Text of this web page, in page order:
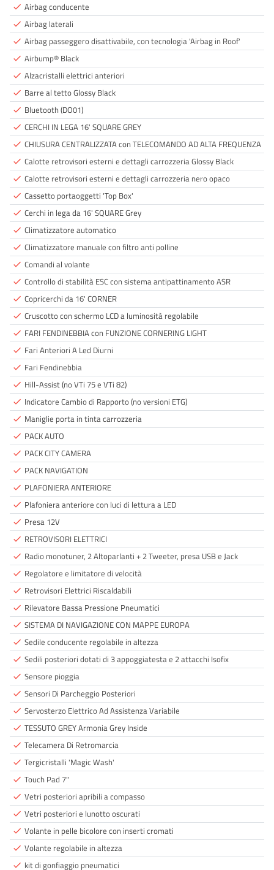
done Airbag conducente
done Airbag laterali
done Airbag passeggero disattivabile, con tecnologia 'Airbag in Roof'
done Airbump® Black
done Alzacristalli elettrici anteriori
done Barre al tetto Glossy Black
done Bluetooth (DO01)
done CERCHI IN LEGA 16' SQUARE GREY
done CHIUSURA CENTRALIZZATA con TELECOMANDO AD ALTA FREQUENZA
done Calotte retrovisori esterni e dettagli carrozzeria Glossy Black
done Calotte retrovisori esterni e dettagli carrozzeria nero opaco
done Cassetto portaoggetti 'Top Box'
done Cerchi in lega da 16' SQUARE Grey
done Climatizzatore automatico
done Climatizzatore manuale con filtro anti polline
done Comandi al volante
done Controllo di stabilità ESC con sistema antipattinamento ASR
done Copricerchi da 16' CORNER
done Cruscotto con schermo LCD a luminosità regolabile
done FARI FENDINEBBIA con FUNZIONE CORNERING LIGHT
done Fari Anteriori A Led Diurni
done Fari Fendinebbia
done Hill-Assist (no VTi 75 e VTi 82)
done Indicatore Cambio di Rapporto (no versioni ETG)
done Maniglie porta in tinta carrozzeria
done PACK AUTO
done PACK CITY CAMERA
done PACK NAVIGATION
done PLAFONIERA ANTERIORE
done Plafoniera anteriore con luci di lettura a LED
done Presa 12V
done RETROVISORI ELETTRICI
done Radio monotuner, 2 Altoparlanti + 2 Tweeter, presa USB e Jack
done Regolatore e limitatore di velocità
done Retrovisori Elettrici Riscaldabili
done Rilevatore Bassa Pressione Pneumatici
done SISTEMA DI NAVIGAZIONE CON MAPPE EUROPA
done Sedile conducente regolabile in altezza
done Sedili posteriori dotati di 3 appoggiatesta e 2 attacchi Isofix
done Sensore pioggia
done Sensori Di Parcheggio Posteriori
done Servosterzo Elettrico Ad Assistenza Variabile
done TESSUTO GREY Armonia Grey Inside
done Telecamera Di Retromarcia
done Tergicristalli 'Magic Wash'
done Touch Pad 7"
done Vetri posteriori apribili a compasso
done Vetri posteriori e lunotto oscurati
done Volante in pelle bicolore con inserti cromati
done Volante regolabile in altezza
done kit di gonfiaggio pneumatici